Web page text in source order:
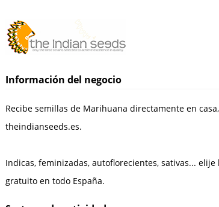
Información del negocio
Recibe semillas de Marihuana directamente en
theindianseeds.es.
Indicas, feminizadas, autoflorecientes, sativas...
gratuito en todo España.